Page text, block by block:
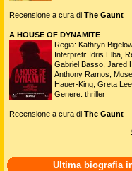
Recensione a cura di The Gaunt
A HOUSE OF DYNAMITE
Regia: Kathryn
Interpreti: Idris Elba,
Gabriel Basso, Jared
Anthony Ramos,
Hauer-King, Greta
Genere: thriller
Recensione a cura di The Gaunt
Ultima biografia